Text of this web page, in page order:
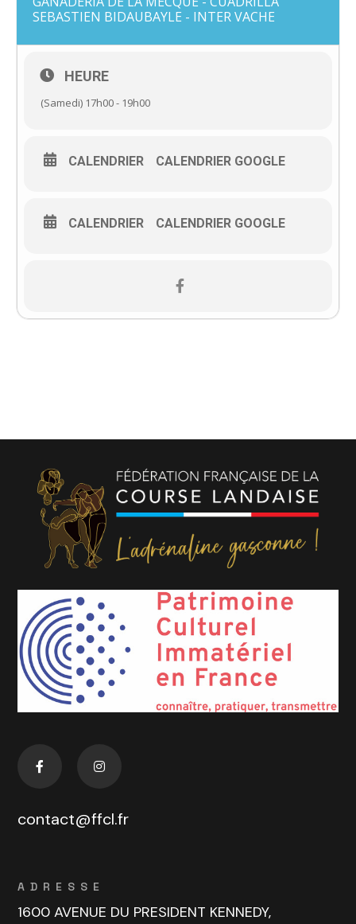
SEBASTIEN BIDAUBAYLE - INTER VACHE
HEURE
(Samedi) 17h00 - 19h00
CALENDRIER CALENDRIER GOOGLE
CALENDRIER CALENDRIER GOOGLE
contact@ffcl.fr
ADRESSE
1600 AVENUE DU PRESIDENT KENNEDY,